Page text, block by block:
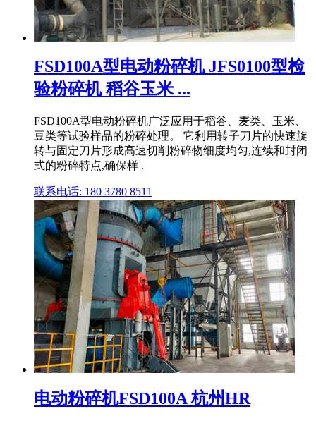
FSD100A型电动粉碎机 JFS0100型检
验粉碎机 稻谷玉米 ...
FSD100A型电动粉碎机广泛应用于稻谷、麦类、玉米、
豆类等试验样品的粉碎处理。 它利用转子刀片的快速旋
转与固定刀片形成高速切削粉碎物细度均匀,连续和封闭
式的粉碎特点,确保样 .
联系电话: 180 3780 8511
电动粉碎机FSD100A 杭州HR